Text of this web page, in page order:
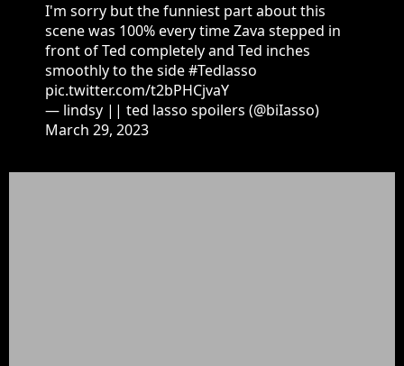
I'm sorry but the funniest part about this
scene was 100% every time Zava stepped in
front of Ted completely and Ted inches
smoothly to the side#Tedlasso
pic.twitter.com/t2bPHCjvaY
— lindsy || ted lasso spoilers (@biIasso)
March 29, 2023